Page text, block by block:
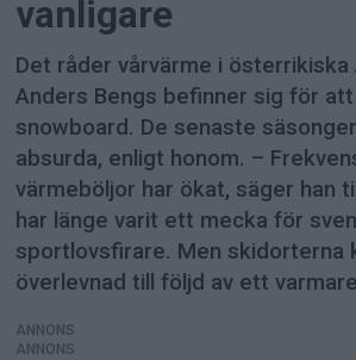
vanligare
Det råder vårvärme i österrikiska
Anders Bengs befinner sig för att
snowboard. De senaste
absurda, enligt honom. –
värmeböljor har ökat, säger han
har länge varit ett mecka för
sportlovsfirare. Men skidorterna
överlevnad till följd av ett
ANNONS
ANNONS